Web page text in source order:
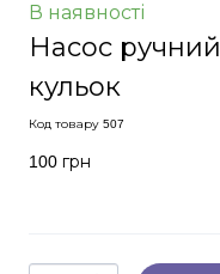
В наявності
Насос
кульок
Код товару 507
100 грн